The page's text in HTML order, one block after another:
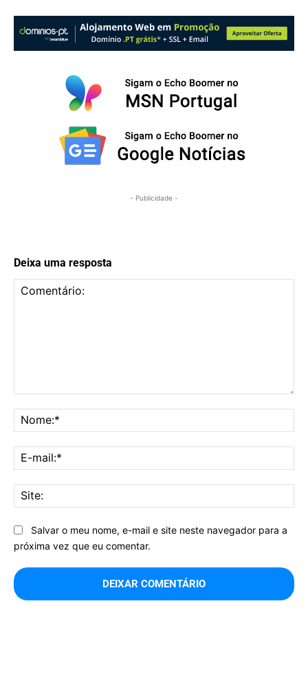
- Publicidade -
Deixa uma resposta
Salvar o meu nome, e-mail e site neste navegador para a
próxima vez que eu comentar.